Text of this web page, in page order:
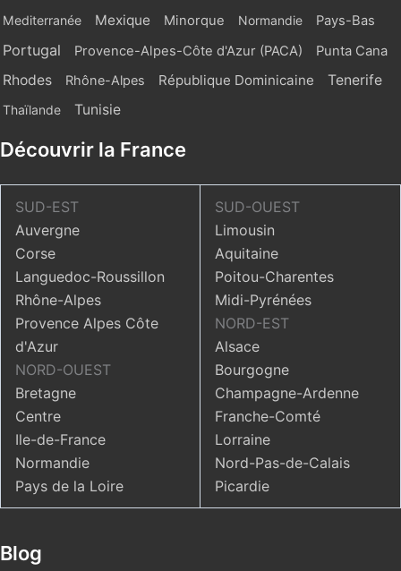
Mediterranée
Mexique Minorque Normandie Pays-Bas
Portugal Provence-Alpes-Côte d'Azur (PACA) Punta Cana
Rhodes Rhône-Alpes République Dominicaine Tenerife
Thaïlande Tunisie
Découvrir la France
SUD-EST
Auvergne
Corse
Languedoc-Roussillon
Rhône-Alpes
Provence Alpes Côte
d'Azur
NORD-OUEST
Bretagne
Centre
Ile-de-France
Normandie
Pays de la Loire
SUD-OUEST
Limousin
Aquitaine
Poitou-Charentes
Midi-Pyrénées
NORD-EST
Alsace
Bourgogne
Champagne-Ardenne
Franche-Comté
Lorraine
Nord-Pas-de-Calais
Picardie
Blog